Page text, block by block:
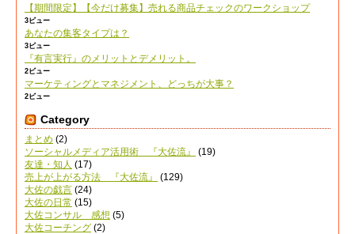
【期間限定】【今だけ募集】売れる商品チェックのワークショップ
3ビュー
あなたの集客タイプは？
3ビュー
『有言実行』のメリットとデメリット。
2ビュー
マーケティングとマネジメント、どっちが大事？
2ビュー
Category
まとめ (2)
ソーシャルメディア活用術 『大佐流』
(19)
友達・知人 (17)
売上が上がる方法 『大佐流』
(129)
大佐の戯言 (24)
大佐の日常 (15)
大佐コンサル 感想 (5)
大佐コーチング (2)